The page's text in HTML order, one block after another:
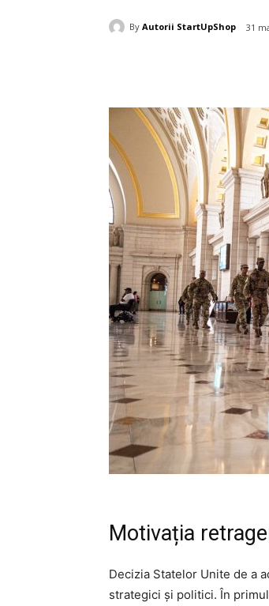
By Autorii StartUpShop 31
Motivația
Decizia Statelor Unite de a
strategici și politici. În